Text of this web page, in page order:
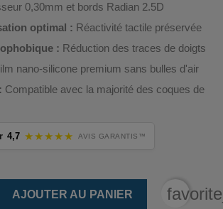
0,30mm et bords Radian 2.5D
optimal : Réactivité tactile préservée
: Réduction des traces de doigts
nano-silicone premium sans bulles d'air
Compatible avec la majorité des coques de
4,7 ★★★★★ AVIS GARANTIS™
AJOUTER AU PANIER